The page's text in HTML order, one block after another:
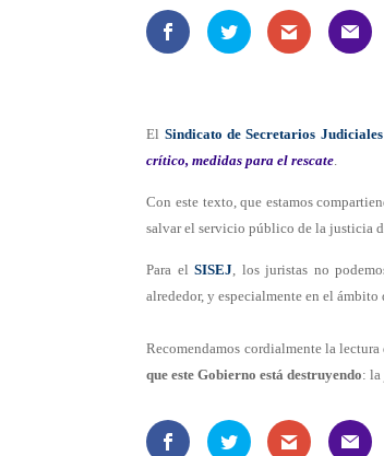
El Sindicato de Secretarios Judiciales
crítico, medidas para el rescate.
Con este texto, que estamos
salvar el servicio público de la justicia
Para elSISEJ, los juristas no
alrededor, y especialmente en el
Recomendamos cordialmente la
que este Gobierno está destruyendo: